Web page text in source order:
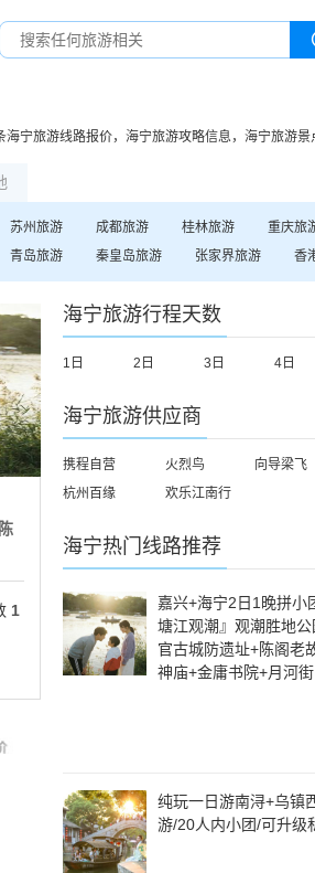
海宁旅游线路报价， 海宁旅游攻略信息， 海宁旅游景
苏州旅游 成都旅游 桂林旅游 重庆旅
青岛旅游 秦皇岛旅游 张家界旅游 香
1
海宁旅游行程天数
1日 2日 3日 4日
海宁旅游供应商
携程自营 火烈鸟 向导梁飞
杭州百缘
欢乐江南行
海宁热门线路推荐
嘉兴+海宁2日1晚拼小
塘江观潮』观潮胜地公
官古城防遗址+陈阁老
神庙+金庸书院+月河街
纯玩一日游南浔+乌镇
游/20人内小团/可升级